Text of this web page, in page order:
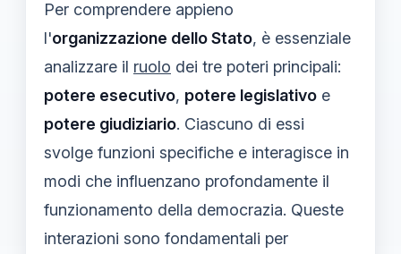
Per comprendere appieno
l'organizzazione dello Stato, è essenziale
analizzare il ruolo dei tre poteri principali:
potere esecutivo, potere legislativo e
potere giudiziario. Ciascuno di essi
svolge funzioni specifiche e interagisce in
modi che influenzano profondamente il
funzionamento della democrazia. Queste
interazioni sono fondamentali per